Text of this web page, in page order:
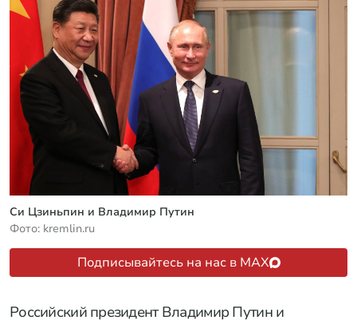
Си Цзиньпин и Владимир Путин
Фото: kremlin.ru
Подписывайтесь на нас в MAX
Российский президент Владимир Путин и